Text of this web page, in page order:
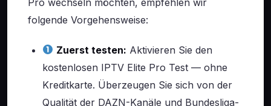
folgende Vorgehensweise:
Zuerst testen: Aktivieren Sie den
kostenlosen IPTV Elite Pro Test — ohne
Kreditkarte. Überzeugen Sie sich von der
Qualität der DAZN-Kanäle und Bundesliga-